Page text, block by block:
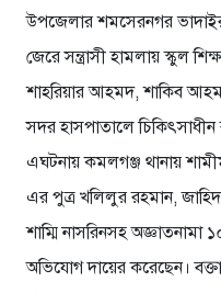
উপজেলার শমসেরনগর
জেরে সন্ত্রাসী হামলায় স্কুল
শাহরিয়ার আহমদ, শাকিব
সদর হাসপাতালে চিকিৎসাধীন
এঘটনায় কমলগঞ্জ থানায়
এর পুত্র খলিলুর রহমান,
শাম্মি নাসরিনসহ
অভিযোগ দায়ের করেছেন।